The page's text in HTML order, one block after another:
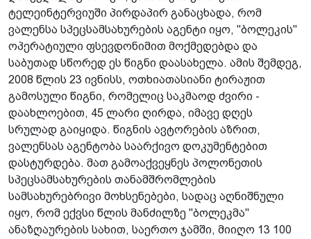
ტელეინტერვიუში პირდაპირ განაცხადა, რომ
ვალენსა სპეცსამსახურების აგენტი იყო, "ბოლეკის"
ოპერატიული ფსევდონიმით მოქმედებდა და
საბუთად სწორედ ეს წიგნი დაასახელა. ამის შემდეგ,
2008 წლის 23 ივნისს, ოთხიათასიანი ტირაჟით
გამოსული წიგნი, რომელიც საკმაოდ ძვირი -
დაახლოებით, 45 ლარი ღირდა, იმავე დღეს
სრულად გაიყიდა. წიგნის ავტორების აზრით,
ვალენსას აგენტობა საარქივო დოკუმენტებით
დასტურდება. მათ გამოაქვეყნეს პოლონეთის
სპეცსამსახურების თანამშრომლების
სამსახურებრივი მოხსენებები, სადაც აღნიშნული
იყო, რომ ექვსი წლის მანძილზე "ბოლეკმა"
ანაზღაურების სახით, საერთო ჯამში, მიიღო 13 100